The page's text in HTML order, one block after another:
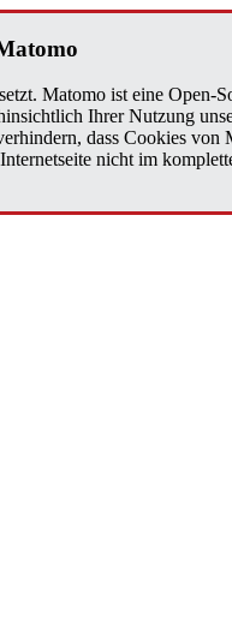
Matomo ist eine
Ihrer Nutzung
dass Cookies
nicht im